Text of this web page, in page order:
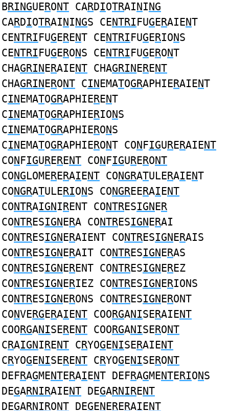
BRINGUERONT CARDIOTRAINING
CARDIOTRAININGS CENTRIFUGERAIENT
CENTRIFUGERENT CENTRIFUGERIONS
CENTRIFUGERONS CENTRIFUGERONT
CHAGRINERAIENT CHAGRINERENT
CHAGRINERONT CINEMATOGRAPHIERAIENT
CINEMATOGRAPHIERENT
CINEMATOGRAPHIERIONS
CINEMATOGRAPHIERONS
CINEMATOGRAPHIERONT CONFIGURERAIENT
CONFIGURERENT CONFIGURERONT
CONGLOMERERAIENT CONGRATULERAIENT
CONGRATULERIONS CONGREERAIENT
CONTRAIGNIRENT CONTRESIGNER
CONTRESIGNERA CONTRESIGNERAI
CONTRESIGNERAIENT CONTRESIGNERAIS
CONTRESIGNERAIT CONTRESIGNERAS
CONTRESIGNERENT CONTRESIGNEREZ
CONTRESIGNERIEZ CONTRESIGNERIONS
CONTRESIGNERONS CONTRESIGNERONT
CONVERGERAIENT COORGANISERAIENT
COORGANISERENT COORGANISERONT
CRAIGNIRENT CRYOGENISERAIENT
CRYOGENISERENT CRYOGENISERONT
DEFRAGMENTERAIENT DEFRAGMENTERIONS
DEGARNIRAIENT DEGARNIRENT
DEGARNIRONT DEGENERERAIENT